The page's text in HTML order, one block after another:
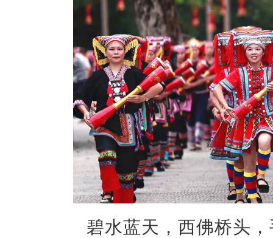
碧水蓝天，西佛桥头